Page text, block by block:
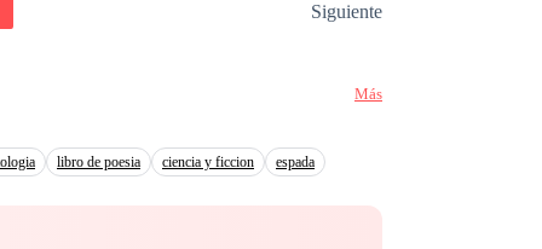
Siguiente
Más
libro de poesia ciencia y ficcion espada